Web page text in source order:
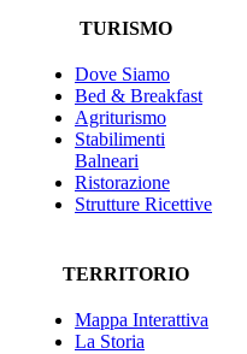
TURISMO
Dove Siamo
Bed & Breakfast
Agriturismo
Stabilimenti
Balneari
Ristorazione
Strutture Ricettive
TERRITORIO
Mappa Interattiva
La Storia